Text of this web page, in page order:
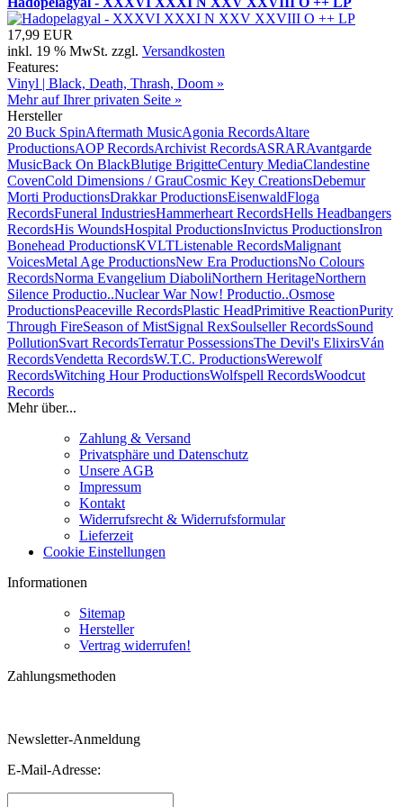
17,99 EUR
inkl. 19 % MwSt. zzgl. Versandkosten
Features:
Vinyl | Black, Death, Thrash, Doom »
Mehr auf Ihrer privaten Seite »
Hersteller
20 Buck SpinAftermath MusicAgonia RecordsAltare
ProductionsAOP RecordsArchivist RecordsASRARAvantgarde
MusicBack On BlackBlutige BrigitteCentury MediaClandestine
CovenCold Dimensions / GrauCosmic Key CreationsDebemur
Morti ProductionsDrakkar ProductionsEisenwaldFloga
RecordsFuneral IndustriesHammerheart RecordsHells Headbangers
RecordsHis WoundsHospital ProductionsInvictus ProductionsIron
Bonehead ProductionsKVLTListenable RecordsMalignant
VoicesMetal Age ProductionsNew Era ProductionsNo Colours
RecordsNorma Evangelium DiaboliNorthern HeritageNorthern
Silence Productio..Nuclear War Now! Productio..Osmose
ProductionsPeaceville RecordsPlastic HeadPrimitive ReactionPurity
Through FireSeason of MistSignal RexSoulseller RecordsSound
PollutionSvart RecordsTerratur PossessionsThe Devil's ElixirsVán
RecordsVendetta RecordsW.T.C. ProductionsWerewolf
RecordsWitching Hour ProductionsWolfspell RecordsWoodcut
Records
Mehr über...
Zahlung & Versand
Privatsphäre und Datenschutz
Unsere AGB
Impressum
Kontakt
Widerrufsrecht & Widerrufsformular
Lieferzeit
Cookie Einstellungen
Informationen
Sitemap
Hersteller
Vertrag widerrufen!
Zahlungsmethoden
Newsletter-Anmeldung
E-Mail-Adresse: